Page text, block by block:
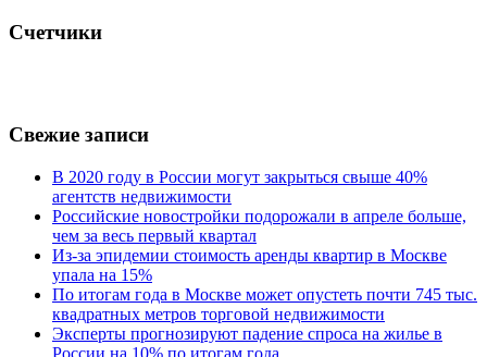
Счетчики
Свежие записи
В 2020 году в России могут закрыться свыше 40%
агентств недвижимости
Российские новостройки подорожали в апреле больше,
чем за весь первый квартал
Из-за эпидемии стоимость аренды квартир в Москве
упала на 15%
По итогам года в Москве может опустеть почти 745 тыс.
квадратных метров торговой недвижимости
Эксперты прогнозируют падение спроса на жилье в
России на 10% по итогам года